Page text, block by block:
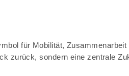
für Mobilität,
zurück, sondern eine zentrale